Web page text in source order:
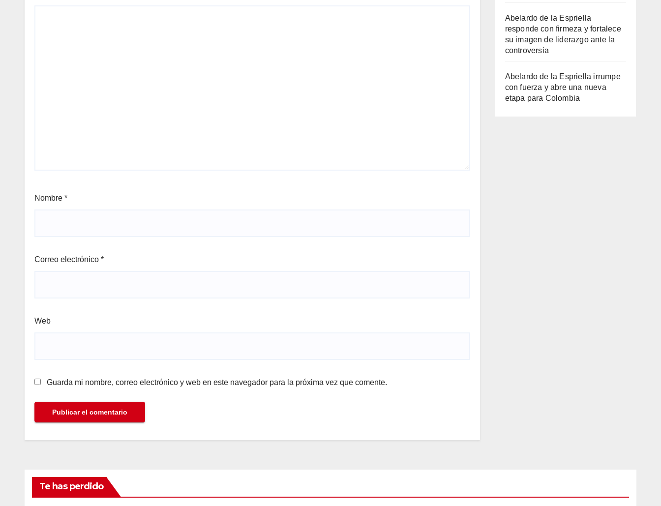
Nombre *
Correo electrónico *
Web
Guarda mi nombre, correo electrónico y web en este navegador para la próxima vez que comente.
Abelardo de la Espriella
responde con firmeza y fortalece
su imagen de liderazgo ante la
controversia
Abelardo de la Espriella irrumpe
con fuerza y abre una nueva
etapa para Colombia
Te has perdido